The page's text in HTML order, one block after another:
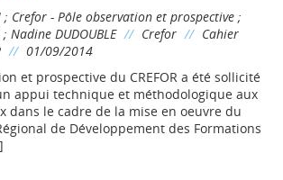
; Crefor - Pôle observation et prospective ;
; Nadine DUDOUBLE // Crefor // Cahier
// 01/09/2014
et prospective du CREFOR a été sollicité
appui technique et méthodologique aux
dans le cadre de la mise en oeuvre du
de Développement des Formations